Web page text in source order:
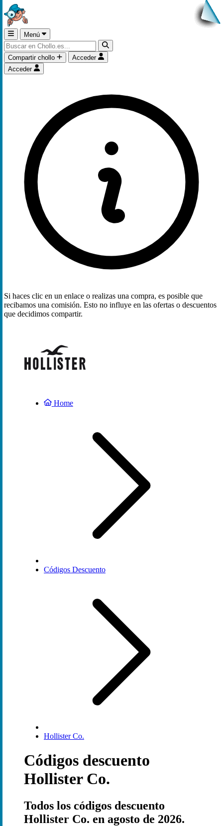
Menú
Compartir chollo
Acceder
Acceder
Si haces clic en un enlace o realizas una compra, es posible que
recibamos una comisión. Esto no influye en las ofertas o descuentos
que decidimos compartir.
Home
Códigos Descuento
Hollister Co.
Códigos descuento
Hollister Co.
Todos los códigos descuento
Hollister Co. en agosto de 2026.